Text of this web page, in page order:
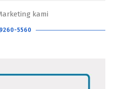
kami
5560